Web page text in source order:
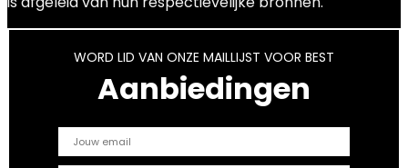
WORD LID VAN ONZE MAILLIJST VOOR BEST
Aanbiedingen